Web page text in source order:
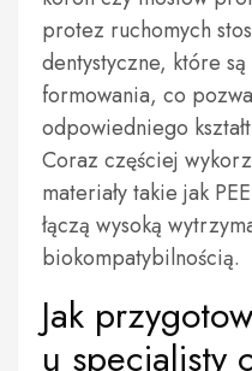
protez ruchomych
dentystyczne, które
formowania, co
odpowiedniego
Coraz częściej
materiały takie jak
łączą wysoką
biokompatybilnością.
Jak
u specjalisty